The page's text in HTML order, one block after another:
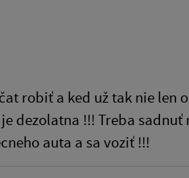
robiť a ked už tak nie len
dezolatna !!! Treba
auta a sa voziť !!!